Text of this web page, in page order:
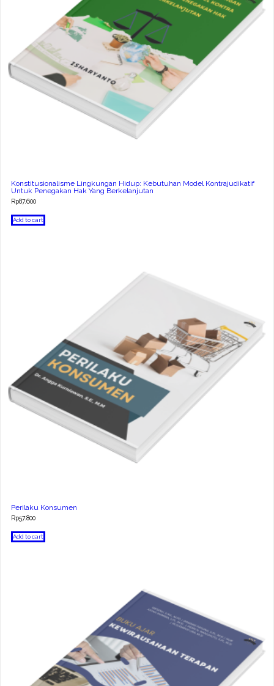
Konstitusionalisme Lingkungan Hidup: Kebutuhan Model Kontrajudikatif
Untuk Penegakan Hak Yang Berkelanjutan
Rp87.600
Add to cart
Perilaku Konsumen
Rp57.800
Add to cart